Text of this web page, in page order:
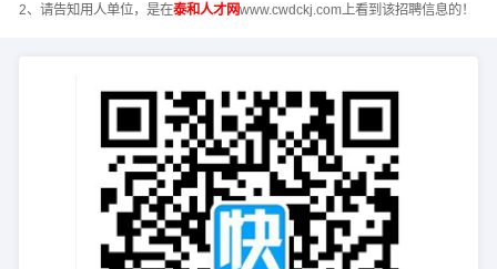
2、请告知用人单位，是在泰和人才网www.cwdckj.com上看到该招聘信息的！